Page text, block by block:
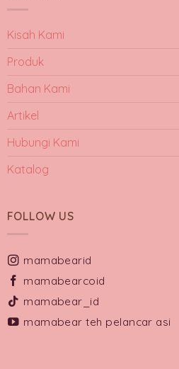
Kisah Kami
Produk
Bahan Kami
Artikel
Hubungi Kami
Katalog
FOLLOW US
mamabearid
mamabearcoid
mamabear_id
mamabear teh pelancar asi